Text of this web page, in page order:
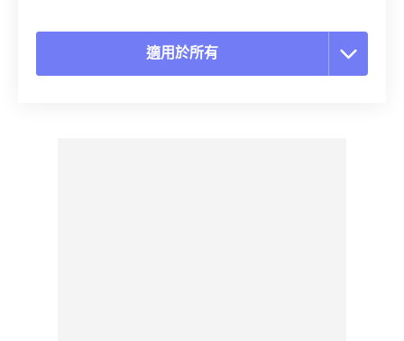
適用於所有